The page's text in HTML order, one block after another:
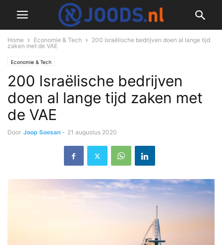
Home Economie & Tech
200 Israëlische bedrijven doen al lange tijd
zaken met de VAE
Economie & Tech
200 Israëlische bedrijven
doen al lange tijd zaken met
de VAE
Door Joop Soesan - 21 augustus 2020